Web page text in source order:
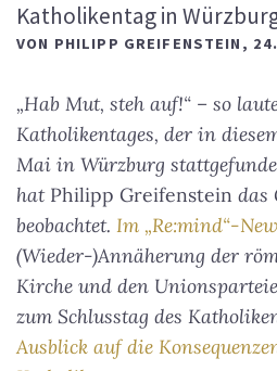
Katholikentag in
VON PHILIPP GREIFENSTEIN ,
„Hab Mut, steh auf!“ – so
Katholikentages, der in
Mai in Würzburg
hat Philipp Greifenstein das
beobachtet. Im „Re:mind“-
(Wieder-)Annäherung der
Kirche und den
zum Schlusstag des
Ausblick auf die